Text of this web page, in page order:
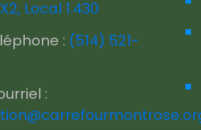
Local 1.430
: (514) 521-
: